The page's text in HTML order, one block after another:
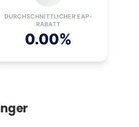
DURCHSCHNITTLICHER EAP-
RABATT
0.00%